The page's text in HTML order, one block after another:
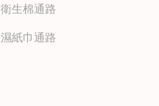
衛生棉通路
濕紙巾通路